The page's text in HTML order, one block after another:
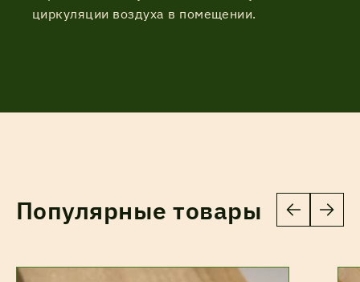
циркуляции воздуха в помещении.
Популярные товары